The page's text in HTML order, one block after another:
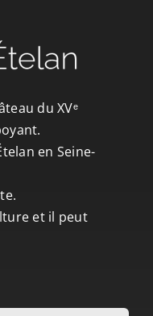
du XVᵉ
en Seine-
et il peut